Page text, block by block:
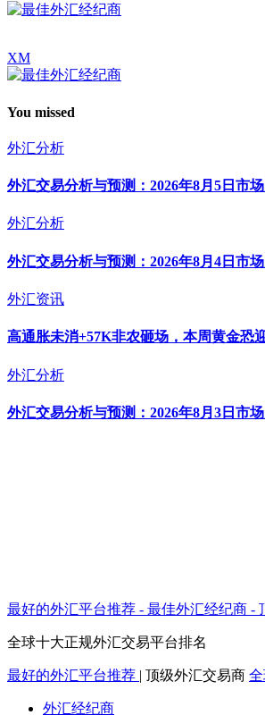
XM
You missed
外汇分析
外汇交易分析与预测：2026年8月5日市
外汇分析
外汇交易分析与预测：2026年8月4日市
外汇资讯
高通胀未消+57K非农砸场，本周黄金恐
外汇分析
外汇交易分析与预测：2026年8月3日市
最好的外汇平台推荐 - 最佳外汇经纪商 -
全球十大正规外汇交易平台排名
最好的外汇平台推荐 | 顶级外汇交易商
外汇经纪商